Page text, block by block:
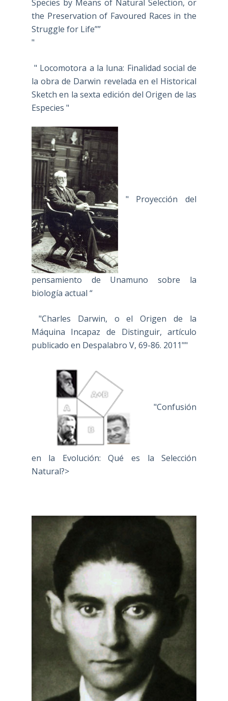
Species by Means of Natural Selection, or
the Preservation of Favoured Races in the
Struggle for Life””
"
" Locomotora a la luna: Finalidad social de
la obra de Darwin revelada en el Historical
Sketch en la sexta edición del Origen de las
Especies "
" Proyección del
pensamiento de Unamuno sobre la
biología actual “
"Charles Darwin, o el Origen de la
Máquina Incapaz de Distinguir, artículo
publicado en Despalabro V, 69-86. 2011""
"Confusión
en la Evolución: Qué es la Selección
Natural?>